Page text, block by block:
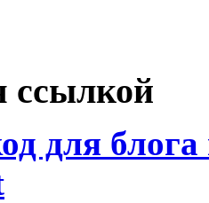
ссылкой
для